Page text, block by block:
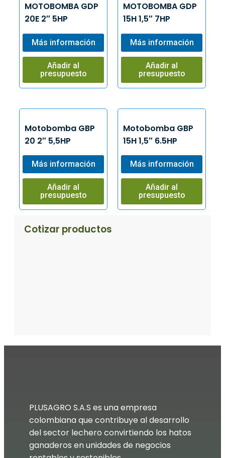
MOTOBOMBA GDP
20E 2″ 5HP
Más información
Añadir al
presupuesto
MOTOBOMBA GDP
15H 1,5″ 7HP
Más información
Añadir al
presupuesto
Motobomba GBP
20 2″ 5,5HP
Más información
Añadir al
presupuesto
Motobomba GBP
15H 1,5″ 6.5HP
Más información
Añadir al
presupuesto
Cotizar productos​
PLUSAGRO S.A.S es una empresa
colombiana que contribuye al desarrollo
del sector lechero convirtiendo los hatos
ganaderos en unidades de negocios